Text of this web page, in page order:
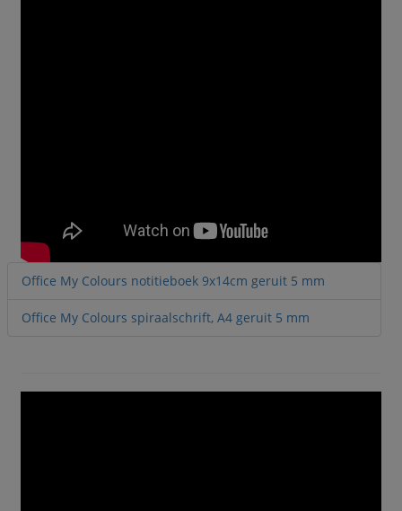
Office My Colours notitieboek 9x14cm geruit 5 mm
Office My Colours spiraalschrift, A4 geruit 5 mm